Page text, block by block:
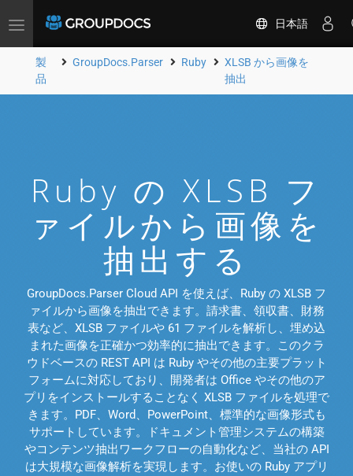
Toggle
日本語
製
品
GroupDocs.Parser Ruby
XLSB から画像を
抽出
Ruby の XLSB フ
ァイルから画像を
抽出する
GroupDocs.Parser Cloud API を使えば、Ruby の XLSB フ
ァイルから画像を抽出できます。請求書、領収書、財務
表など、XLSB ファイルや 61 ファイルを解析し、埋め込
まれた画像を正確かつ効率的に抽出できます。このクラ
ウドベースの REST API は Ruby やその他の主要プラット
フォームに対応しており、開発者は Office やその他のア
プリをインストールすることなく XLSB ファイルを処理で
きます。PDF、Word、PowerPoint、標準的な画像形式も
サポートしています。ドキュメント管理システムの構築
やコンテンツ抽出ワークフローの自動化など、当社の API
は大規模な画像解析を実現します。お使いの Ruby アプリ